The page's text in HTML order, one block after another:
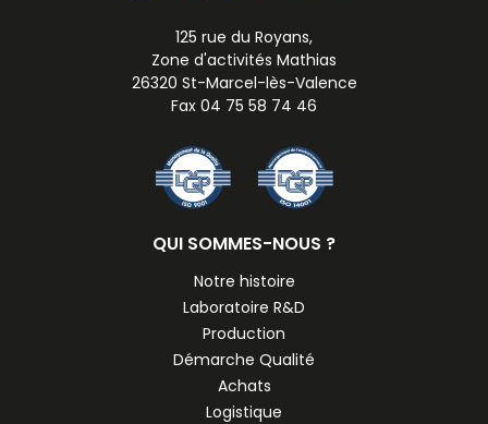
125 rue du Royans,
Zone d'activités Mathias
26320 St-Marcel-lès-Valence
Fax 04 75 58 74 46
QUI SOMMES-NOUS ?
Notre histoire
Laboratoire R&D
Production
Démarche Qualité
Achats
Logistique